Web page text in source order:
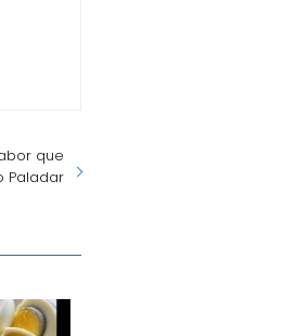
que
Paladar